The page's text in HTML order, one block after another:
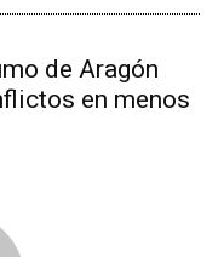
de Aragón
en menos